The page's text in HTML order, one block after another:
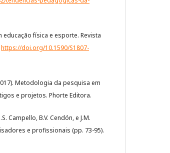
educação física e esporte. Revista
https://doi.org/10.1590/S1807-
Metodologia da pesquisa em
e projetos. Phorte Editora.
Campello, B.V. Cendón, e J.M.
e profissionais (pp. 73-95).